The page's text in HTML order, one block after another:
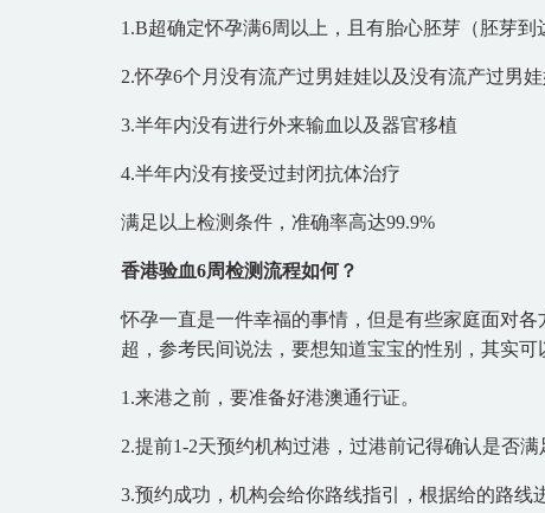
1.B超确定怀孕满6周以上，且有胎心胚芽（胚芽到
2.怀孕6个月没有流产过男娃娃以及没有流产过男
3.半年内没有进行外来输血以及器官移植
4.半年内没有接受过封闭抗体治疗
满足以上检测条件，准确率高达99.9%
香港验血6周检测流程如何？
怀孕一直是一件幸福的事情，但是有些家庭面对
超，参考民间说法，要想知道宝宝的性别，其实
1.来港之前，要准备好港澳通行证。
2.提前1-2天预约机构过港，过港前记得确认是否
3.预约成功，机构会给你路线指引，根据给的路线